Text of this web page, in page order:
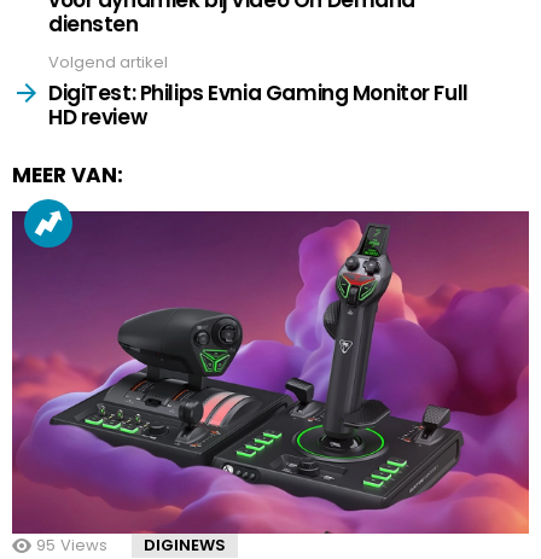
diensten
Volgend artikel
DigiTest: Philips Evnia Gaming Monitor Full
HD review
MEER VAN:
95 Views DIGINEWS